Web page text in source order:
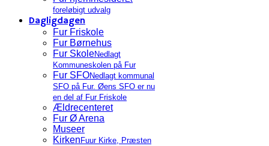
foreløbigt udvalg
Dagligdagen
Fur Friskole
Fur Børnehus
Fur SkoleNedlagt
Kommuneskolen på Fur
Fur SFONedlagt kommunal
SFO på Fur. Øens SFO er nu
en del af Fur Friskole
Ældrecenteret
Fur Ø Arena
Museer
Kirken Fuur Kirke, Præsten